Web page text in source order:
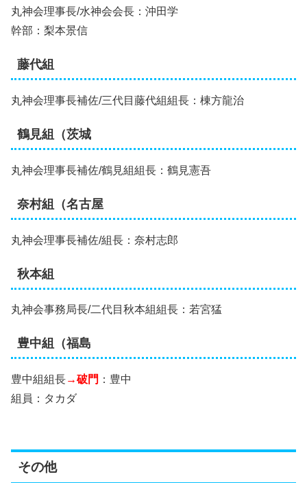
丸神会理事長/水神会会長：沖田学
幹部：梨本景信
藤代組
丸神会理事長補佐/三代目藤代組組長：棟方龍治
鶴見組（茨城
丸神会理事長補佐/鶴見組組長：鶴見憲吾
奈村組（名古屋
丸神会理事長補佐/組長：奈村志郎
秋本組
丸神会事務局長/二代目秋本組組長：若宮猛
豊中組（福島
豊中組組長→破門 ：豊中
組員：タカダ
その他